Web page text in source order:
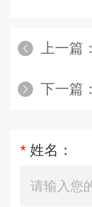
上一篇：
下一篇：
* 姓名：